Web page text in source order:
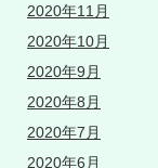
2020年11月
2020年10月
2020年9月
2020年8月
2020年7月
2020年6月